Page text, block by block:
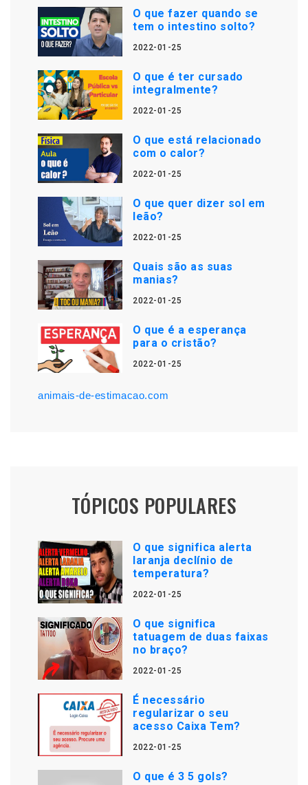
O que fazer quando se
tem o intestino solto?
2022-01-25
O que é ter cursado
integralmente?
2022-01-25
O que está relacionado
com o calor?
2022-01-25
O que quer dizer sol em
leão?
2022-01-25
Quais são as suas
manias?
2022-01-25
O que é a esperança
para o cristão?
2022-01-25
animais-de-estimacao.com
TÓPICOS POPULARES
O que significa alerta
laranja declínio de
temperatura?
2022-01-25
O que significa
tatuagem de duas faixas
no braço?
2022-01-25
É necessário
regularizar o seu
acesso Caixa Tem?
2022-01-25
O que é 3 5 gols?